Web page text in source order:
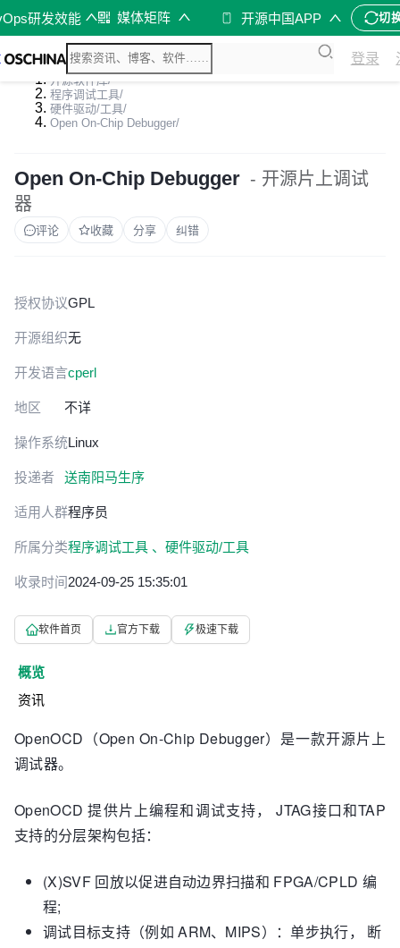
研发效能 媒体矩阵 开源中国APP 切
登录
开源软件库/
程序调试工具/
硬件驱动/工具/
Open On-Chip Debugger/
Open On-Chip Debugger - 开源片上调试
器
评论 收藏 分享 纠错
授权协议GPL
开源组织无
开发语言cperl
地区 不详
操作系统Linux
投递者 送南阳马生序
适用人群程序员
所属分类程序调试工具 、 硬件驱动/工具
收录时间2024-09-25 15:35:01
软件首页 官方下载 极速下载
概览
资讯
OpenOCD（Open On-Chip Debugger）是一款开源片上
调试器。
OpenOCD 提供片上编程和调试支持， JTAG接口和TAP
支持的分层架构包括：
(X)SVF 回放以促进自动边界扫描和 FPGA/CPLD 编
程;
调试目标支持（例如 ARM、MIPS）：单步执行， 断